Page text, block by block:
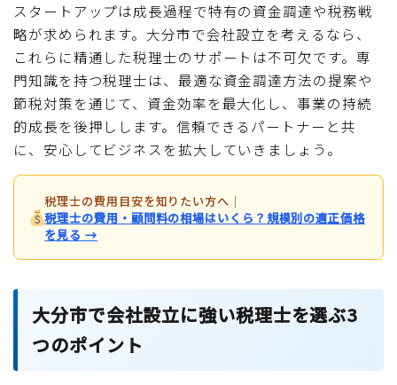
スタートアップは成長過程で特有の資金調達や税務戦
略が求められます。大分市で会社設立を考えるなら、
これらに精通した税理士のサポートは不可欠です。専
門知識を持つ税理士は、最適な資金調達方法の提案や
節税対策を通じて、資金効率を最大化し、事業の持続
的成長を後押しします。信頼できるパートナーと共
に、安心してビジネスを拡大していきましょう。
税理士の費用目安を知りたい方へ ｜
税理士の費用・顧問料の相場はいくら？規模別の適正価格
を見る →
大分市で会社設立に強い税理士を選ぶ3
つのポイント